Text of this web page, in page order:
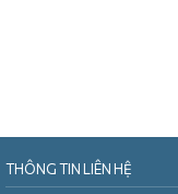
THÔNG TIN LIÊN HỆ